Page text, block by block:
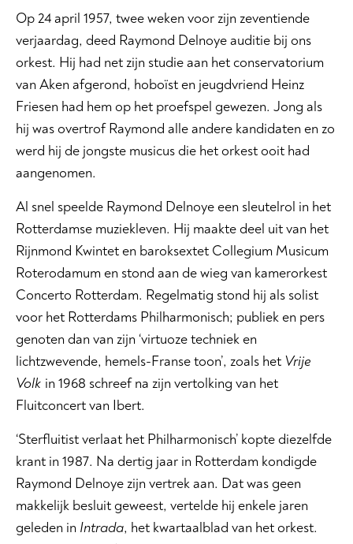
Op 24 april 1957, twee weken voor zijn zeventiende
verjaardag, deed Raymond Delnoye auditie bij ons
orkest. Hij had net zijn studie aan het conservatorium
van Aken afgerond, hoboïst en jeugdvriend Heinz
Friesen had hem op het proefspel gewezen. Jong als
hij was overtrof Raymond alle andere kandidaten en zo
werd hij de jongste musicus die het orkest ooit had
aangenomen.
Al snel speelde Raymond Delnoye een sleutelrol in het
Rotterdamse muziekleven. Hij maakte deel uit van het
Rijnmond Kwintet en baroksextet Collegium Musicum
Roterodamum en stond aan de wieg van kamerorkest
Concerto Rotterdam. Regelmatig stond hij als solist
voor het Rotterdams Philharmonisch; publiek en pers
genoten dan van zijn ‘virtuoze techniek en
lichtzwevende, hemels-Franse toon’, zoals het Vrije
Volk in 1968 schreef na zijn vertolking van het
Fluitconcert van Ibert.
‘Sterfluitist verlaat het Philharmonisch’ kopte diezelfde
krant in 1987. Na dertig jaar in Rotterdam kondigde
Raymond Delnoye zijn vertrek aan. Dat was geen
makkelijk besluit geweest, vertelde hij enkele jaren
geleden in Intrada, het kwartaalblad van het orkest.